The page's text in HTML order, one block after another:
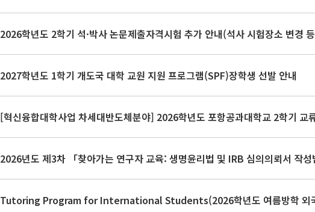
2026학년도 2학기 석·박사 논문제출자격시험 추가 안내(석사 시험장소 변경
2027학년도 1학기 개도국 대학 교원 지원 프로그램(SPF)장학생 선발 안내